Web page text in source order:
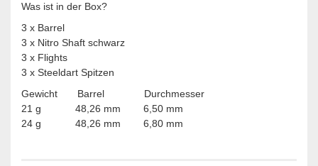
Was ist in der Box?
3 x Barrel
3 x Nitro Shaft schwarz
3 x Flights
3 x Steeldart Spitzen
Gewicht Barrel Durchmesser
21 g 48,26 mm 6,50 mm
24 g 48,26 mm 6,80 mm